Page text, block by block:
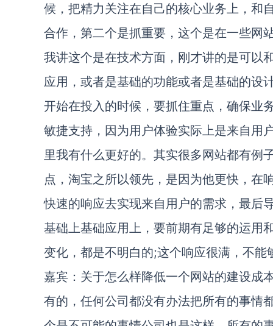
候，把精力关注在自己的核心业务上，和
合作，第二个是抓重要，这个是在一些网
我讲这个是在技术方面，刚才讲的是可以
应用，或者是基础的功能或者是基础的设
开始在投入的时候，要抓住重点，确保业
敏捷支持，因为用户体验实际上是来自用
里我有什么更好的。其实很多网站都有例
点，淘宝之所以领先，是因为他更快，在
快速的响应去实现来自用户的需求，最后
基础上基础应用上，要前期有足够的运用
变化，都是不明白的;这个响应很满，不
嘉宾：关于怎么样降低一个网站的建设成
有的，任何公司都没有办法把所有的事情